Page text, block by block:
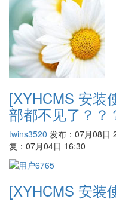
[XYHCMS 安装
部都不见了？？
twins3520 发布：07月08日
复：07月04日 16:30
[XYHCMS 安装